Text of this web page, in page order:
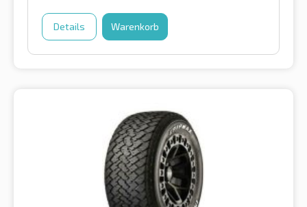
Details Warenkorb